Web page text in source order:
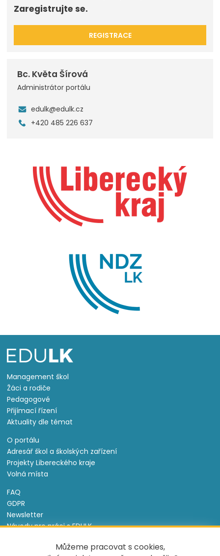
Můžeme pracovat s cookies,
Zaregistrujte se.
REGISTRACE
Bc. Květa Šírová
Administrátor portálu
edulk@edulk.cz
+420 485 226 637
Management škol
Žáci a rodiče
Pedagogové
Přijímací řízení
Aktuality dle témat
O portálu
Adresář škol a školských zařízení
Projekty Libereckého kraje
Volná místa
FAQ
GDPR
Newsletter
Návody pro práci s EDULK
Nastavení cookies